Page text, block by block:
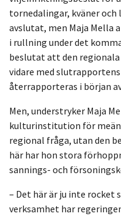
tornedalingar, kväner och
avslutat, men Maja Mella
i rullning under det
beslutat att den
vidare med
återrapporteras i början
Men, understryker Maja
kulturinstitution för
regional fråga, utan den
här har hon stora
sannings- och
– Det här är ju inte rocket
verksamhet har